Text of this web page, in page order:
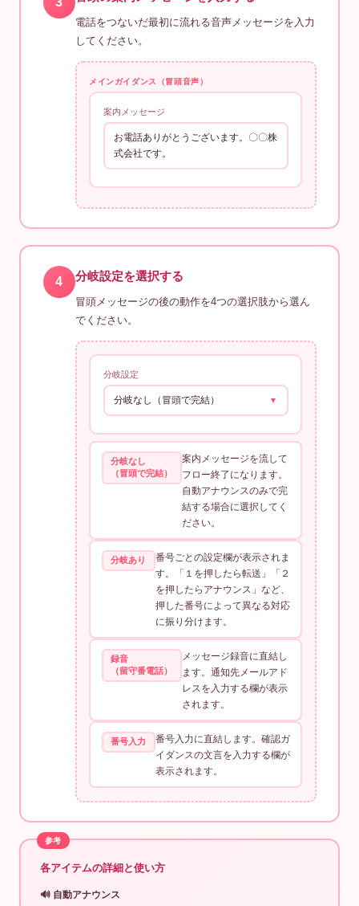
電話をつないだ最初に流れる音声メッセージを入力
してください。
メインガイダンス（冒頭音声）
案内メッセージ
お電話ありがとうございます。〇〇株
式会社です。
4 分岐設定を選択する
冒頭メッセージの後の動作を4つの選択肢から選ん
でください。
分岐設定
分岐なし（冒頭で完結） ▼
分岐なし
（冒頭で完結）
案内メッセージを流して
フロー終了になります。
自動アナウンスのみで完
結する場合に選択してく
ださい。
分岐あり
番号ごとの設定欄が表示されま
す。「１を押したら転送」「２
を押したらアナウンス」など、
押した番号によって異なる対応
に振り分けます。
録音
（留守番電話）
メッセージ録音に直結し
ます。通知先メールアド
レスを入力する欄が表示
されます。
番号入力
番号入力に直結します。確認ガ
イダンスの文言を入力する欄が
表示されます。
各アイテムの詳細と使い方
🔊 自動アナウンス